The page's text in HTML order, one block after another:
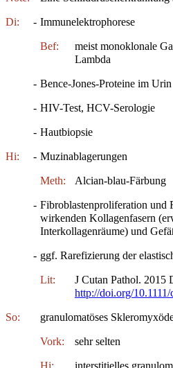
Di: - Immunelektrophorese
Bef:
meist monoklonale
Lambda
- Bence-Jones-Proteine im Urin
- HIV-Test, HCV-Serologie
- Hautbiopsie
Hi: - Muzinablagerungen
Meth: Alcian-blau-Färbung
- Fibroblastenproliferation und
wirkenden Kollagenfasern
Interkollagenräume) und
- ggf. Rarefizierung der
Lit:
J Cutan Pathol. 2015
http://doi.org/
So: granulomatöses
Vork: sehr selten
Hi: interstitielles